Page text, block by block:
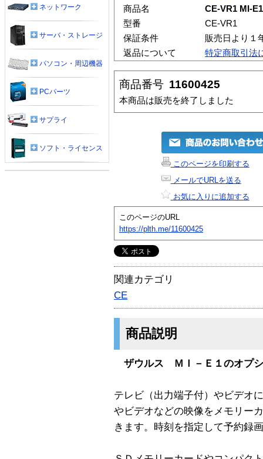
商品名
CE-VR1 MI-
型番
CE-VR1
保証条件
販売日より１
返品について
特定商取引法
商品番号 11600425
本商品は販売を終了しました
このページを印刷する
メールでURLを送る
お気に入りに追加する
このページのURL
https://plth.me/11600425
関連カテゴリ
CE
商品説明
ザウルス ＭＩ－Ｅ１のオプ
テレビ（出力端子付）やビデオ
やビデオなどの映像をメモリー
きます。時刻を指定して予約録
ネットワーク
サーバ・ストレージ
パソコン・周辺機器
PCパーツ
サプライ
ソフト・ライセンス